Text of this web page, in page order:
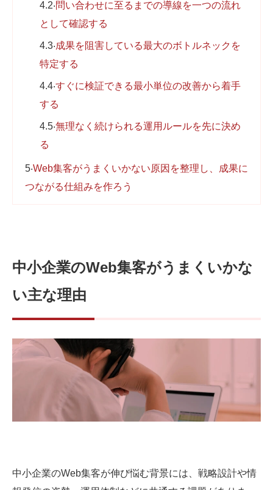
4.2問い合わせに至るまでの導線を一つの流れ
として確認する
4.3成果を阻害している最大のボトルネックを
特定する
4.4すぐに検証できる最小単位の改善から着手
する
4.5無理なく続けられる運用ルールを先に決め
る
5Web集客がうまくいかない原因を整理し、成果に
つながる仕組みを作ろう
中小企業のWeb集客がうまくいかな
い主な理由
中小企業のWeb集客が伸び悩む背景には、戦略設計や情